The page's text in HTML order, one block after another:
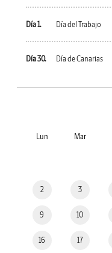
Día 1. Día del Trabajo
Día 30. Día de Canarias
Lun Mar
2 3
9 10
16 17